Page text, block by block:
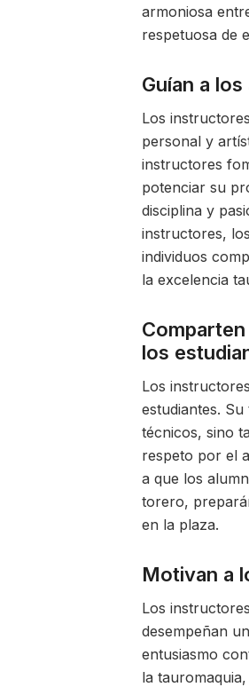
armoniosa
respetuosa de
Guían a
Los
personal y
instructores
potenciar su
disciplina y
instructores,
individuos
la excelencia
los
Los
estudiantes.
técnicos, sino
respeto por el
a que los
torero,
en la plaza.
Motivan a
Los
desempeñan
entusiasmo
la